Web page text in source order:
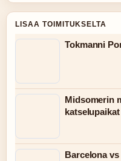
LISAA TOIMITUKSELTA
Tokmanni
Midsomerin
katselupaikat
Barcelona